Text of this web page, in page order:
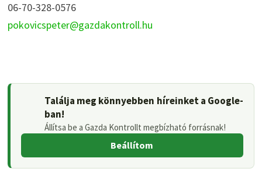
06-70-328-0576
pokovicspeter@gazdakontroll.hu
Találja meg könnyebben híreinket a Google-
ban!
Állítsa be a Gazda Kontrollt megbízható forrásnak!
Beállítom